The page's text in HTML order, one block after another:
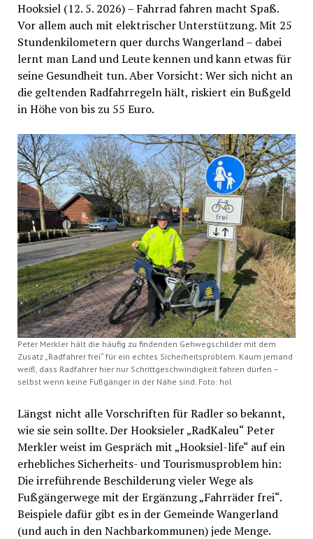
Hooksiel (12. 5. 2026) – Fahrrad fahren macht Spaß.
Vor allem auch mit elektrischer Unterstützung. Mit 25
Stundenkilometern quer durchs Wangerland – dabei
lernt man Land und Leute kennen und kann etwas für
seine Gesundheit tun. Aber Vorsicht: Wer sich nicht an
die geltenden Radfahrregeln hält, riskiert ein Bußgeld
in Höhe von bis zu 55 Euro.
Peter Merkler hält die häufig zu findenden Gehwegschilder mit dem
Zusatz „Radfahrer frei“ für ein echtes Sicherheitsproblem. Kaum jemand
weiß, dass Radfahrer hier nur Schrittgeschwindigkeit fahren dürfen –
selbst wenn keine Fußgänger in der Nähe sind. Foto: hol
Längst nicht alle Vorschriften für Radler so bekannt,
wie sie sein sollte. Der Hooksieler „RadKaleu“ Peter
Merkler weist im Gespräch mit „Hooksiel-life“ auf ein
erhebliches Sicherheits- und Tourismusproblem hin:
Die irreführende Beschilderung vieler Wege als
Fußgängerwege mit der Ergänzung „Fahrräder frei“.
Beispiele dafür gibt es in der Gemeinde Wangerland
(und auch in den Nachbarkommunen) jede Menge.